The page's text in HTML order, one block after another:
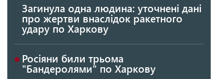
Загинула одна людина: уточнені дані
про жертви внаслідок ракетного
удару по Харкову
Росіяни били трьома
"Бандеролями" по Харкову